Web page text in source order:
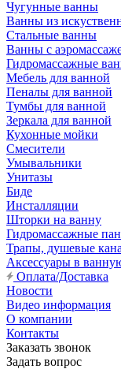
Чугунные ванны
Ванны из
Стальные ванны
Ванны с
Гидромассажные
Мебель для ванной
Пеналы для ванной
Тумбы для ванной
Зеркала для ванной
Кухонные мойки
Смесители
Умывальники
Унитазы
Биде
Инсталляции
Шторки на ванну
Гидромассажные
Трапы, душевые
Аксессуары в
Оплата/Доставка
Новости
Видео информация
О компании
Контакты
Заказать звонок
Задать вопрос